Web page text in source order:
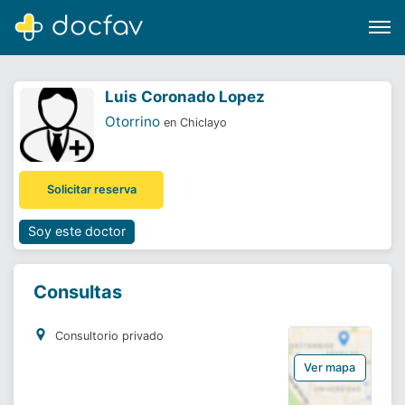
Software para clínicas
¿Eres un doctor?
Luis Coronado Lopez
Otorrino en Chiclayo
Solicitar reserva
Soy este doctor
Consultas
Consultorio privado
Ver mapa